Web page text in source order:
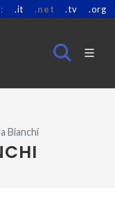
.it .net .tv .org
Bianchi